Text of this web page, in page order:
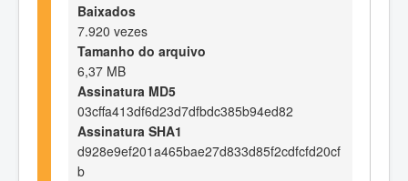
Baixados
7.920 vezes
Tamanho do arquivo
6,37 MB
Assinatura MD5
03cffa413df6d23d7dfbdc385b94ed82
Assinatura SHA1
d928e9ef201a465bae27d833d85f2cdfcfd20cf
b